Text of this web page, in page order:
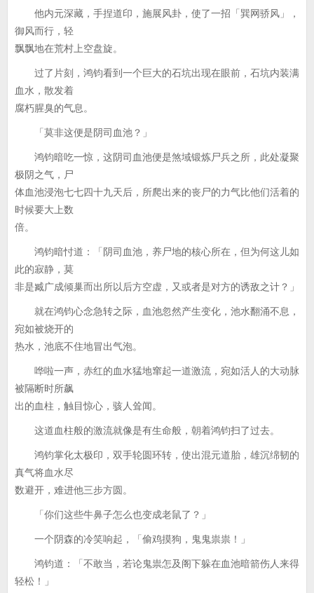
他内元深藏，手捏道印，施展风卦，使了一招「巽网骄风」，
御风而行，轻
飘飘地在荒村上空盘旋。
过了片刻，鸿钧看到一个巨大的石坑出现在眼前，石坑内装满
血水，散发着
腐朽腥臭的气息。
「莫非这便是阴司血池？」
鸿钧暗吃一惊，这阴司血池便是煞域锻炼尸兵之所，此处凝聚
极阴之气，尸
体血池浸泡七七四十九天后，所爬出来的丧尸的力气比他们活着的
时候要大上数
倍。
鸿钧暗忖道：「阴司血池，养尸地的核心所在，但为何这儿如
此的寂静，莫
非是臧广成倾巢而出所以后方空虚，又或者是对方的诱敌之计？」
就在鸿钧心念急转之际，血池忽然产生变化，池水翻涌不息，
宛如被烧开的
热水，池底不住地冒出气泡。
哗啦一声，赤红的血水猛地窜起一道激流，宛如活人的大动脉
被隔断时所飙
出的血柱，触目惊心，骇人耸闻。
这道血柱般的激流就像是有生命般，朝着鸿钧扫了过去。
鸿钧掌化太极印，双手轮圆环转，使出混元道胎，雄沉绵韧的
真气将血水尽
数避开，难进他三步方圆。
「你们这些牛鼻子怎么也变成老鼠了？」
一个阴森的冷笑响起，「偷鸡摸狗，鬼鬼祟祟！」
鸿钧道：「不敢当，若论鬼祟怎及阁下躲在血池暗箭伤人来得
轻松！」